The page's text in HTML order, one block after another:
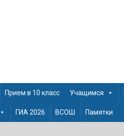
Прием в 10 класс Учащимся
ГИА 2026 ВСОШ Памятки